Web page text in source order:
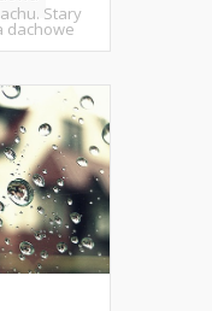
Stary
dachowe